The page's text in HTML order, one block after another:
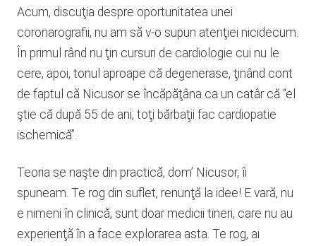
Acum, discuţia despre oportunitatea unei
coronarografii, nu am să v-o supun atenţiei nicidecum.
În primul rând nu ţin cursuri de cardiologie cui nu le
cere, apoi, tonul aproape că degenerase, ţinând cont
de faptul că Nicusor se încăpăţâna ca un catâr că “el
ştie că după 55 de ani, toţi bărbaţii fac cardiopatie
ischemică”.
Teoria se naşte din practică, dom’ Nicusor, îi
spuneam. Te rog din suflet, renunţă la idee! E vară, nu
e nimeni în clinică, sunt doar medicii tineri, care nu au
experienţă în a face explorarea asta. Te rog, ai